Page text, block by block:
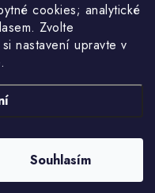
cookies; analytické
Zvolte
nastavení upravte v
Souhlasím
a tovarních komplexů
s.r.o.
vyhrazena.Upravit nastavení